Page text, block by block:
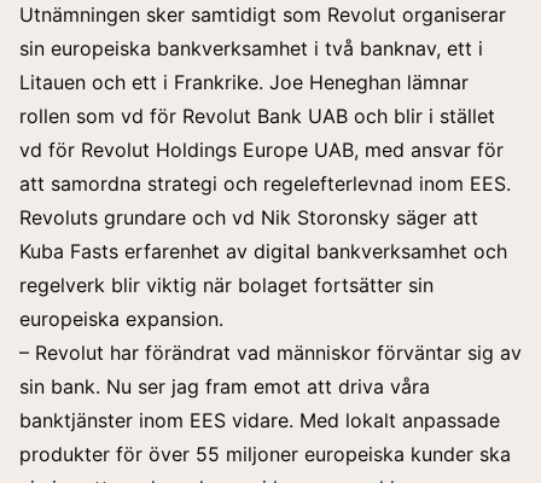
Utnämningen sker samtidigt som Revolut organiserar
sin europeiska bankverksamhet i två banknav, ett i
Litauen och ett i Frankrike. Joe Heneghan lämnar
rollen som vd för Revolut Bank UAB och blir i stället
vd för Revolut Holdings Europe UAB, med ansvar för
att samordna strategi och regelefterlevnad inom EES.
Revoluts grundare och vd Nik Storonsky säger att
Kuba Fasts erfarenhet av digital bankverksamhet och
regelverk blir viktig när bolaget fortsätter sin
europeiska expansion.
– Revolut har förändrat vad människor förväntar sig av
sin bank. Nu ser jag fram emot att driva våra
banktjänster inom EES vidare. Med lokalt anpassade
produkter för över 55 miljoner europeiska kunder ska